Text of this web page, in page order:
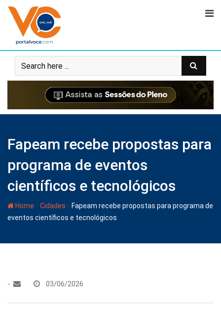
Fapeam recebe propostas para
programa de eventos
científicos e tecnológicos
Home - Cidades - Fapeam recebe propostas para programa de
eventos científicos e tecnológicos
- 03/06/2026